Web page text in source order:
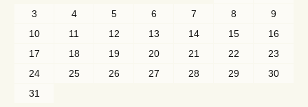
3
4 5 6 7 8
9
10
11 12 13 14 15
16
17
18 19 20 21 22
23
24
25 26 27 28 29
30
31